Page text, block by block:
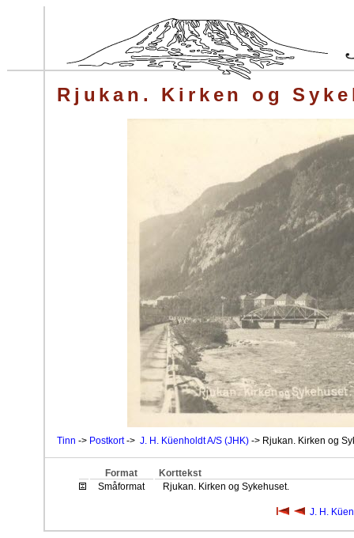
Rjukan. Kirken og
Tinn -> Postkort-> J. H. Küenholdt A/S (JHK) -> Rjukan. Kirken og
Format
Korttekst
Småformat
Rjukan. Kirken og Sykehuset.
J. H.